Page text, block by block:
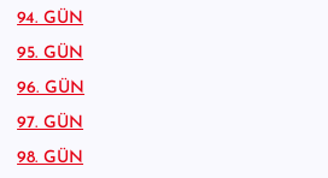
94. GÜN
95. GÜN
96. GÜN
97. GÜN
98. GÜN